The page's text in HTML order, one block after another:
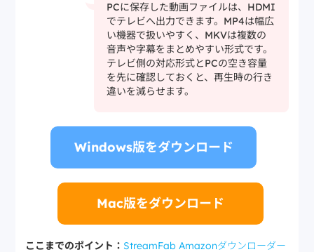
PCに保存した動画ファイルは、HDMI
でテレビへ出力できます。MP4は幅広
い機器で扱いやすく、MKVは複数の
音声や字幕をまとめやすい形式です。
テレビ側の対応形式とPCの空き容量
を先に確認しておくと、再生時の行き
違いを減らせます。
Windows版をダウンロード
Mac版をダウンロード
ここまでのポイント： StreamFab Amazonダウンローダー